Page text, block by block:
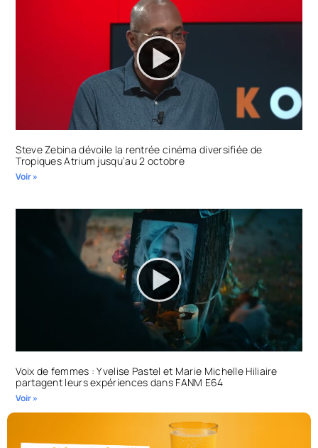
Steve Zebina dévoile la rentrée cinéma diversifiée de
Tropiques Atrium jusqu’au 2 octobre
Voir »
Voix de femmes : Yvelise Pastel et Marie Michelle Hiliaire
partagent leurs expériences dans FANM E64
Voir »